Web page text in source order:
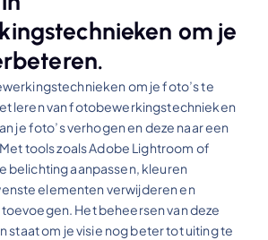
om je
om je foto’s te
leren van fotobewerkingstechnieken
je foto’s verhogen en deze naar een
tools zoals Adobe Lightroom of
belichting aanpassen, kleuren
elementen verwijderen en
Het beheersen van deze
staat om je visie nog beter tot uiting te